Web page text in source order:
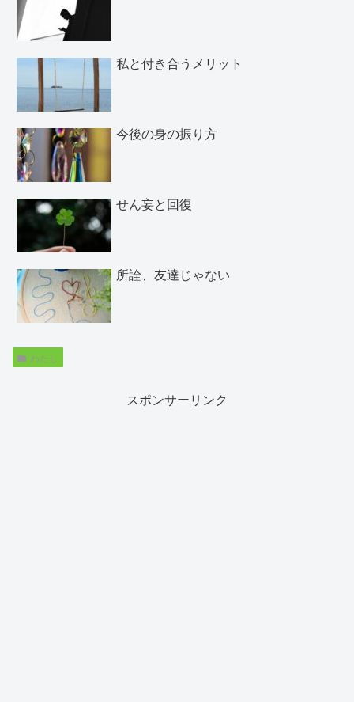
私と付き合うメリット
今後の身の振り方
せん妄と回復
所詮、友達じゃない
わたし
スポンサーリンク